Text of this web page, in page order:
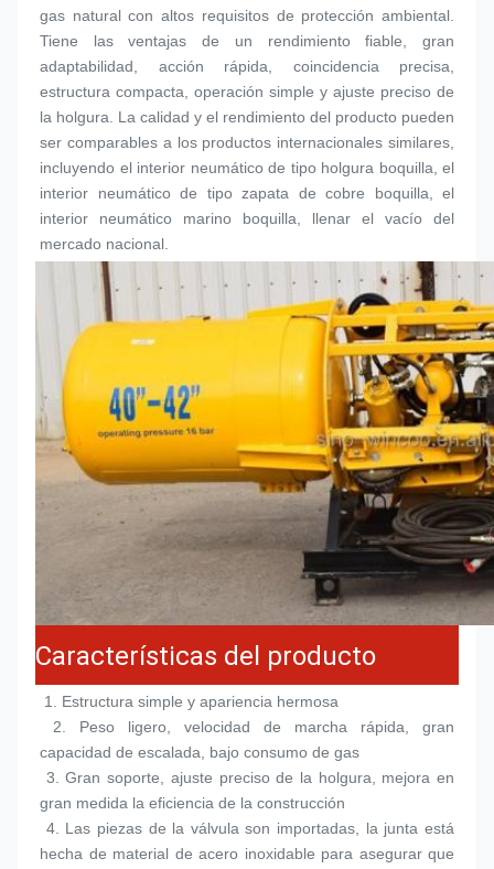
gas natural con altos requisitos de protección ambiental.
Tiene las ventajas de un rendimiento fiable, gran
adaptabilidad, acción rápida, coincidencia precisa,
estructura compacta, operación simple y ajuste preciso de
la holgura. La calidad y el rendimiento del producto pueden
ser comparables a los productos internacionales similares,
incluyendo el interior neumático de tipo holgura boquilla , el
interior neumático de tipo zapata de cobre boquilla , el
interior neumático marino boquilla , llenar el vacío del
mercado nacional.
Características del producto
1. Estructura simple y apariencia hermosa
2. Peso ligero, velocidad de marcha rápida, gran
capacidad de escalada, bajo consumo de gas
3. Gran soporte, ajuste preciso de la holgura, mejora en
gran medida la eficiencia de la construcción
4. Las piezas de la válvula son importadas, la junta está
hecha de material de acero inoxidable para asegurar que